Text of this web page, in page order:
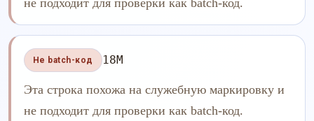
не подходит для проверки как batch-код.
Не batch-код 18M
Эта строка похожа на служебную маркировку и
не подходит для проверки как batch-код.